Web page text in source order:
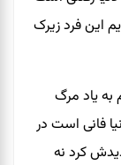
این فرد زیرک
به یاد مرگ
فانی است در
کرد نه